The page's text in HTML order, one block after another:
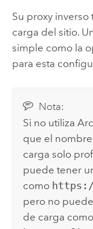
Su proxy
carga del sitio.
simple como la
para esta
Nota:
Si no utiliza
que el
carga solo
puede tener
como
pero no
de carga como